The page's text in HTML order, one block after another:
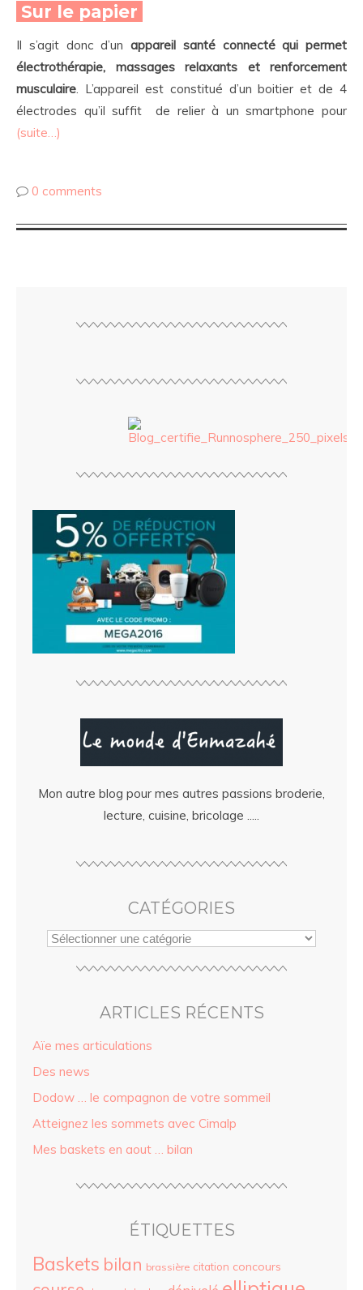
Sur le papier
Il s’agit donc d’un appareil santé connecté qui permet
électrothérapie, massages relaxants et renforcement
musculaire. L’appareil est constitué d’un boitier et de 4
électrodes qu’il suffit de relier à un smartphone pour
(suite…)
0 comments
Mon autre blog pour mes autres passions broderie,
lecture, cuisine, bricolage .....
CATÉGORIES
ARTICLES RÉCENTS
Aïe mes articulations
Des news
Dodow … le compagnon de votre sommeil
Atteignez les sommets avec Cimalp
Mes baskets en aout … bilan
ÉTIQUETTES
Baskets bilan brassière citation concours